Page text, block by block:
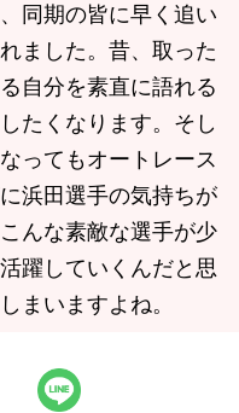
同期の皆に早く追い
ました。昔、取った
自分を素直に語れる
たくなります。そし
ってもオートレース
浜田選手の気持ちが
んな素敵な選手が少
躍していくんだと思
まいますよね。